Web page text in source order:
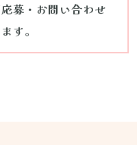
募・お問い合わせ
す。